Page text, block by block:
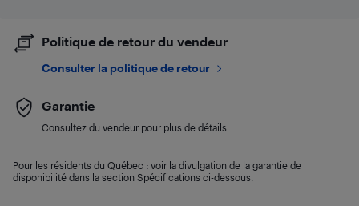
Politique de retour du vendeur
Consulter la politique de retour
Garantie
Consultez du vendeur pour plus de détails.
Pour les résidents du Québec : voir la divulgation de la garantie de
disponibilité dans la section Spécifications ci-dessous.